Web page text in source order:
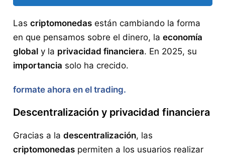
Las criptomonedasestán cambiando la forma
en que pensamos sobre el dinero, la economía
globaly la privacidad financiera. En 2025, su
importancia solo ha crecido.
formate ahora en el trading.
Descentralización y privacidad financiera
Gracias a la descentralización, las
criptomonedaspermiten a los usuarios realizar